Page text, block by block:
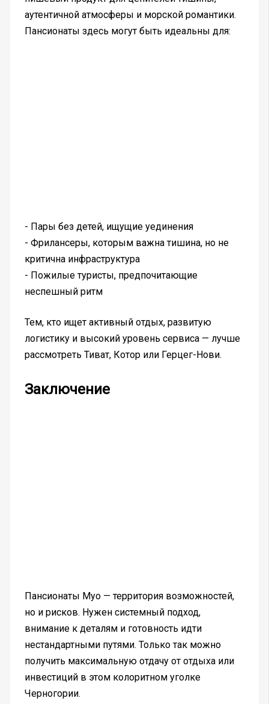
аутентичной атмосферы и морской романтики.
Пансионаты здесь могут быть идеальны для:
- Пары без детей, ищущие уединения
- Фрилансеры, которым важна тишина, но не
критична инфраструктура
- Пожилые туристы, предпочитающие
неспешный ритм
Тем, кто ищет активный отдых, развитую
логистику и высокий уровень сервиса — лучше
рассмотреть Тиват, Котор или Герцег-Нови.
Заключение
Пансионаты Муо — территория возможностей,
но и рисков. Нужен системный подход,
внимание к деталям и готовность идти
нестандартными путями. Только так можно
получить максимальную отдачу от отдыха или
инвестиций в этом колоритном уголке
Черногории.